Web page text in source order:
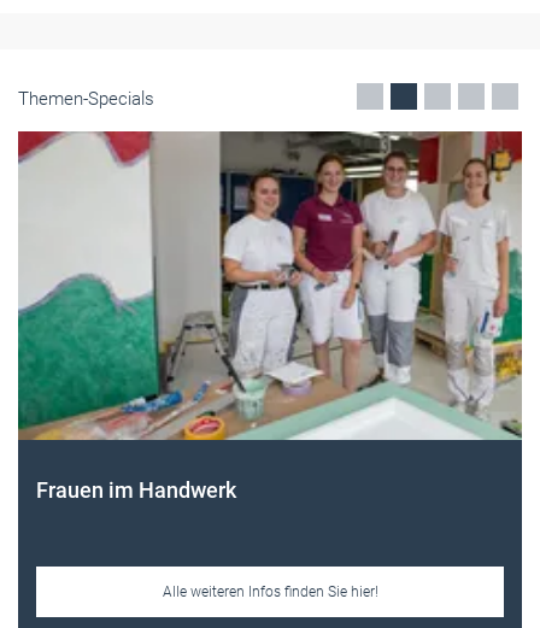
Themen-Specials
Frauen im Handwerk
Alle weiteren Infos finden Sie hier!